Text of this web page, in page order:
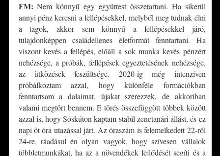
FM:Nem könnyű egy együttest összetartani. Ha sikerül
annyi pénz keresni a fellépésekkel, melyből meg tudnak élni
a tagok, akkor sem könnyű a fellépésekkel járó,
tulajdonképpen családellenes életformát fenntartani. Ha
viszont kevés a fellépés, előáll a sok munka kevés pénzért
nehézsége, a próbák, fellépések egyeztetésének nehézsége,
az ütközések feszültsége. 2020-ig még intenzíven
próbálkoztam azzal, hogy különféle formációkban
fenntartsam a dalaimat, újakat szerezzek, de akkoriban
valami megtört bennem. E törés összefüggött többek között
azzal is, hogy Sóskúton kaptam stabil zenetanári állást, és ez
napi öt óra utazással járt. Az óraszám is felemelkedett 22-ről
24-re, ráadásul én olyan vagyok, hogy szívesen vállalok
többletmunkákat, ha az a növendékek fejlődését segíti és a